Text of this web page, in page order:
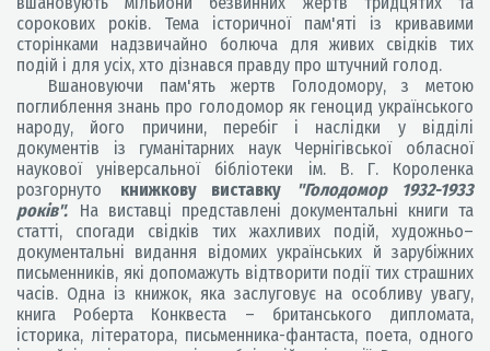
сорокових років. Тема історичної пам'яті із кривавими
сторінками надзвичайно болюча для живих свідків тих
подій і для усіх, хто дізнався правду про штучний голод.
Вшановуючи пам'ять жертв Голодомору, з метою
поглиблення знань про голодомор як геноцид українського
народу, його причини, перебіг і наслідки у відділі
документів із гуманітарних наук Чернігівської обласної
наукової універсальної бібліотеки ім. В. Г. Короленка
розгорнуто
книжкову виставку
"Голодомор 1932-1933
років".
На виставці представлені документальні книги та
статті, спогади свідків тих жахливих подій, художньо–
документальні видання відомих українських й зарубіжних
письменників, які допомажуть відтворити події тих страшних
часів. Одна із книжок, яка заслуговує на особливу увагу,
книга Роберта Конквеста – британського дипломата,
історика, літератора, письменника-фантаста, поета, одного